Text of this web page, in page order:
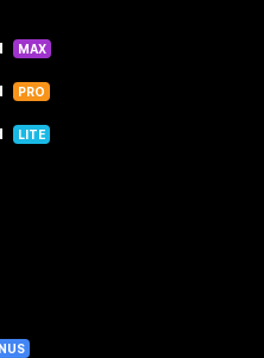
MAX
PRO
LITE